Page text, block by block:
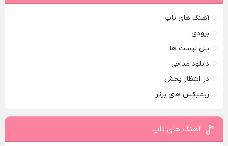
آهنگ های تاپ
بزودی
پلی لیست ها
دانلود مداحی
در انتظار پخش
ریمیکس های برتر
آهنگ های تاپ